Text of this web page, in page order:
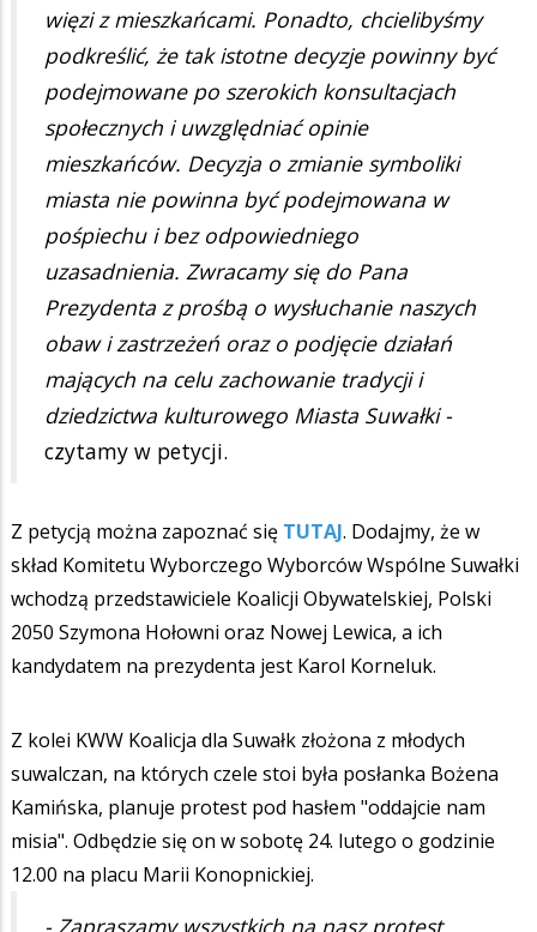
więzi z mieszkańcami. Ponadto, chcielibyśmy
podkreślić, że tak istotne decyzje powinny być
podejmowane po szerokich konsultacjach
społecznych i uwzględniać opinie
mieszkańców. Decyzja o zmianie symboliki
miasta nie powinna być podejmowana w
pośpiechu i bez odpowiedniego
uzasadnienia. Zwracamy się do Pana
Prezydenta z prośbą o wysłuchanie naszych
obaw i zastrzeżeń oraz o podjęcie działań
mających na celu zachowanie tradycji i
dziedzictwa kulturowego Miasta Suwałki -
czytamy w petycji.
Z petycją można zapoznać się TUTAJ. Dodajmy, że w
skład Komitetu Wyborczego Wyborców Wspólne Suwałki
wchodzą przedstawiciele Koalicji Obywatelskiej, Polski
2050 Szymona Hołowni oraz Nowej Lewica, a ich
kandydatem na prezydenta jest Karol Korneluk.
Z kolei KWW Koalicja dla Suwałk złożona z młodych
suwalczan, na których czele stoi była posłanka Bożena
Kamińska, planuje protest pod hasłem "oddajcie nam
misia". Odbędzie się on w sobotę 24. lutego o godzinie
12.00 na placu Marii Konopnickiej.